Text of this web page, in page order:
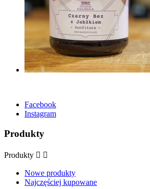
Facebook
Instagram
Produkty
Produkty  
Nowe produkty
Najczęściej kupowane